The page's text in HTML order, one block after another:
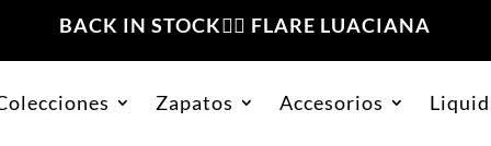
BACK IN STOCK❤️‍🔥 FLARE LUACIANA
Zapatos Accesorios